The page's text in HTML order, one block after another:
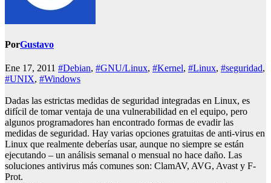
PorGustavo
Ene 17, 2011 #Debian, #GNU/Linux, #Kernel, #Linux, #seguridad,
#UNIX, #Windows
Dadas las estrictas medidas de seguridad integradas en Linux, es
difícil de tomar ventaja de una vulnerabilidad en el equipo, pero
algunos programadores han encontrado formas de evadir las
medidas de seguridad. Hay varias opciones gratuitas de anti-virus en
Linux que realmente deberías usar, aunque no siempre se están
ejecutando – un análisis semanal o mensual no hace daño. Las
soluciones antivirus más comunes son: ClamAV, AVG, Avast y F-
Prot.